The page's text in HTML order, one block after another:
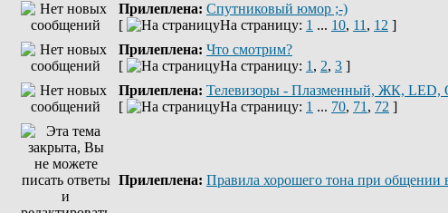
Прилеплена: Спутниковый юмор ;-)
[
На страницу: 1 ... 10, 11 , 12 ]
Прилеплена: Что смотрим?
[
На страницу: 1 , 2, 3 ]
Прилеплена: Телевизоры - Плазменный, ЖК, LED,
[
На страницу: 1 ... 70, 71 , 72 ]
Прилеплена: Правила хорошего тона при общении